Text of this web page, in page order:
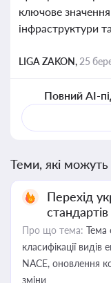
ключове
інфраструктури
LIGA ZAKON, 25
Повний AI-
Теми, які можуть
Перехід
Про що тема: Тема
класифікації видів
NACE, оновлення
зміни